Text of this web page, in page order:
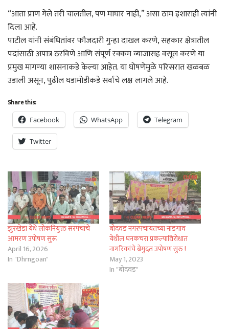
“आता प्राण गेले तरी चालतील, पण माघार नाही,” असा ठाम इशाराही त्यांनी
दिला आहे.
पाटील यांनी संबंधितांवर फौजदारी गुन्हा दाखल करणे, सहकार क्षेत्रातील
पदांसाठी अपात्र ठरविणे आणि संपूर्ण रक्कम व्याजासह वसूल करणे या
प्रमुख मागण्या शासनाकडे केल्या आहेत. या घोषणेमुळे परिसरात खळबळ
उडाली असून, पुढील घडामोडीकडे सर्वांचे लक्ष लागले आहे.
Share this:
Facebook WhatsApp Telegram
Twitter
झुरखेडा येथे लोकनियुक्त सरपंचांचे
आमरण उपोषण सुरू
April 16, 2026
In "Dhrngoan"
बोदवड नगरपंचायतच्या नाडगाव
येथील घनकचरा प्रकल्पाविरोधात
नागरिकांचे बेमुदत उपोषण सुरु !
May 1, 2023
In "बोदवड"